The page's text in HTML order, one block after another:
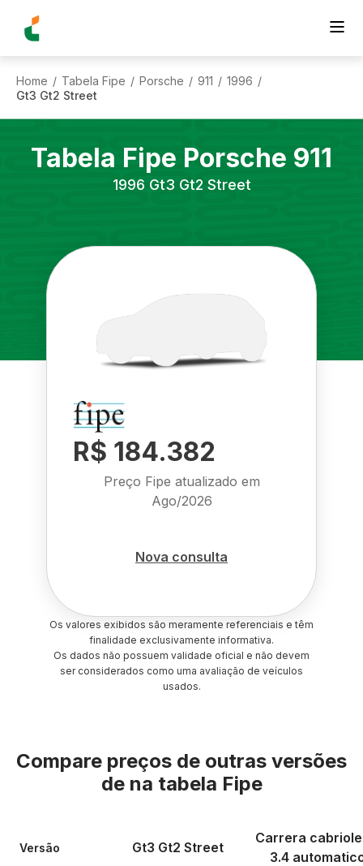
Home / Tabela Fipe / Porsche / 911 / 1996 /
Gt3 Gt2 Street
Tabela Fipe Porsche 911
1996 Gt3 Gt2 Street
R$ 184.382
Preço Fipe atualizado em
Ago/2026
Nova consulta
Os valores exibidos são meramente referenciais e têm
finalidade exclusivamente informativa.
Os dados não possuem validade oficial e não devem
ser considerados como uma avaliação de veículos
usados.
Compare preços de outras versões
de na tabela Fipe
Versão Gt3 Gt2 Street
Carrera
3.4